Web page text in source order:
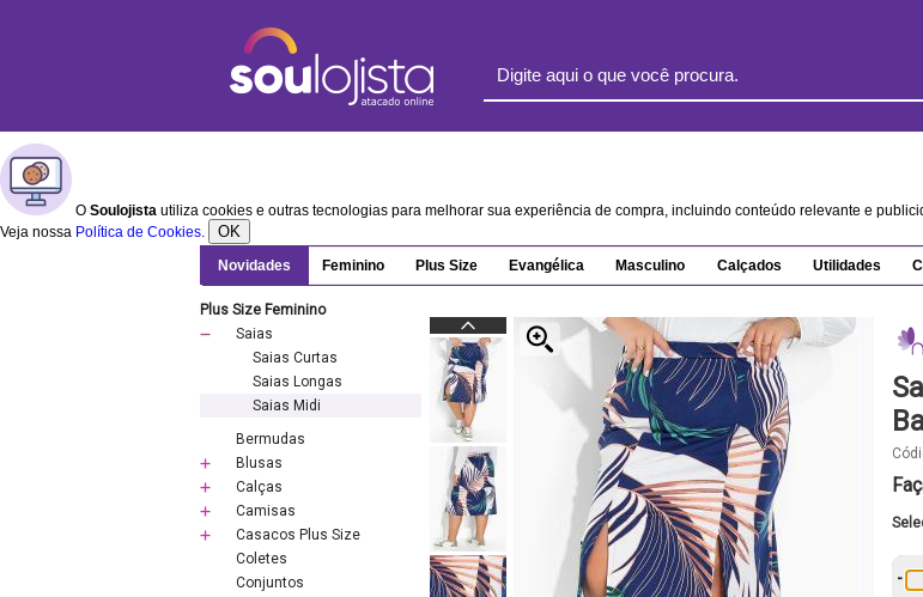
O Soulojista utiliza cookies e outras tecnologias para melhorar sua experiência de compra, incluindo conteúdo relevante e
Veja nossa Política de Cookies. OK
Novidades Feminino Plus Size Evangélica Masculino Calçados Utilidades
Plus Size Feminino
Saias
Saias Curtas
Saias Longas
Saias Midi
Bermudas
Blusas
Calças
Camisas
Casacos Plus Size
Coletes
Conjuntos
-